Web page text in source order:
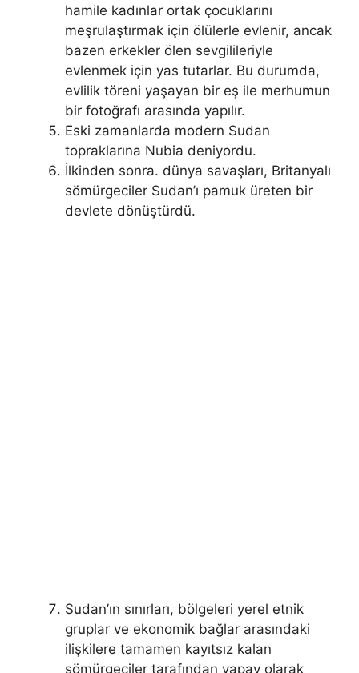
hamile kadınlar ortak çocuklarını
meşrulaştırmak için ölülerle evlenir, ancak
bazen erkekler ölen sevgilileriyle
evlenmek için yas tutarlar. Bu durumda,
evlilik töreni yaşayan bir eş ile merhumun
bir fotoğrafı arasında yapılır.
Eski zamanlarda modern Sudan
topraklarına Nubia deniyordu.
İlkinden sonra. dünya savaşları, Britanyalı
sömürgeciler Sudan’ı pamuk üreten bir
devlete dönüştürdü.
Sudan’ın sınırları, bölgeleri yerel etnik
gruplar ve ekonomik bağlar arasındaki
ilişkilere tamamen kayıtsız kalan
sömürgeciler tarafından yapay olarak